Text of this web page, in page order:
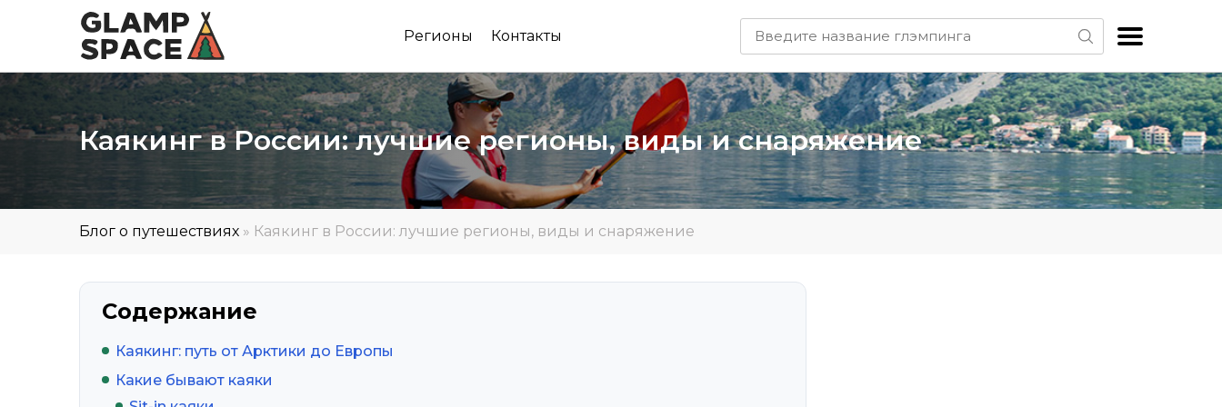
Регионы Контакты
Каякинг в России: лучшие регионы, виды и снаряжение
Блог о путешествиях » Каякинг в России: лучшие регионы, виды и снаряжение
Содержание
Каякинг: путь от Арктики до Европы
Какие бывают каяки